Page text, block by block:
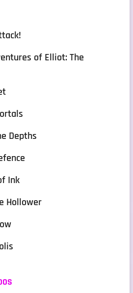
of Elliot: The
Depths
Ink
Hollower